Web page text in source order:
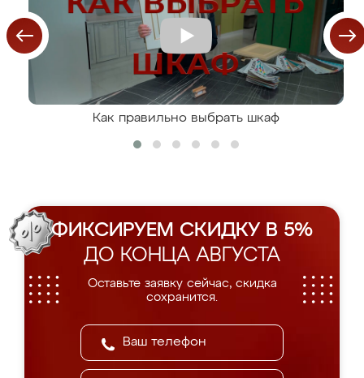
Как правильно выбрать шкаф
ФИКСИРУЕМ СКИДКУ В 5%
ДО КОНЦА АВГУСТА
Оставьте заявку сейчас, скидка
сохранится.